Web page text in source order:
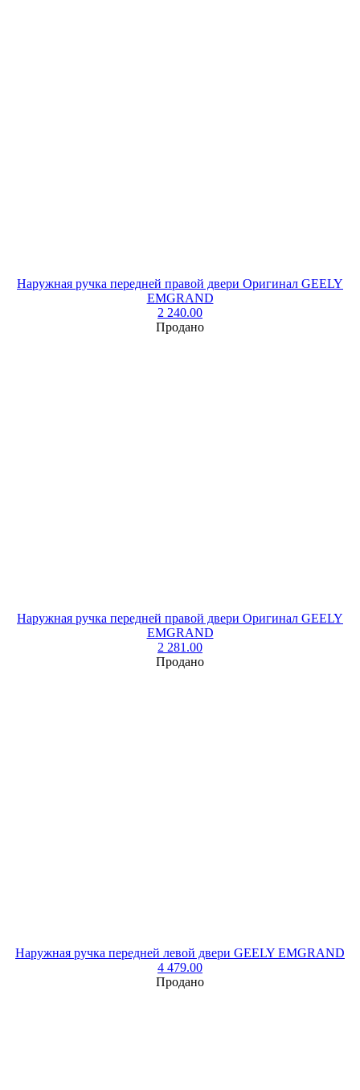
Наружная ручка передней правой двери Оригинал GEELY
EMGRAND
2 240.00
Продано
Наружная ручка передней правой двери Оригинал GEELY
EMGRAND
2 281.00
Продано
Наружная ручка передней левой двери GEELY EMGRAND
4 479.00
Продано